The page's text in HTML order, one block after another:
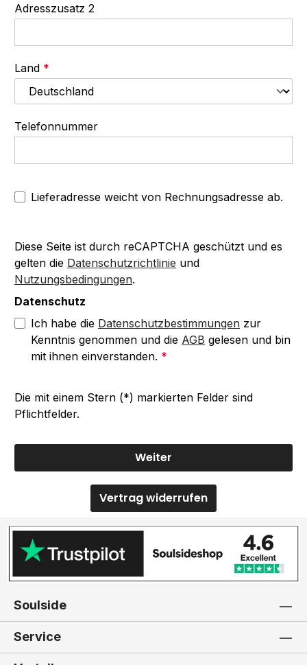
Adresszusatz 2
Land *
Telefonnummer
Lieferadresse weicht von Rechnungsadresse ab.
Diese Seite ist durch reCAPTCHA geschützt und es
gelten die Datenschutzrichtlinie und
Nutzungsbedingungen.
Datenschutz
Ich habe die Datenschutzbestimmungen zur
Kenntnis genommen und die AGB gelesen und bin
mit ihnen einverstanden. *
Die mit einem Stern (*) markierten Felder sind
Pflichtfelder.
Weiter
Vertrag widerrufen
Soulside
Service